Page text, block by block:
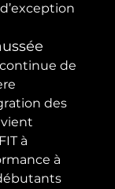
continue de
des
à
à